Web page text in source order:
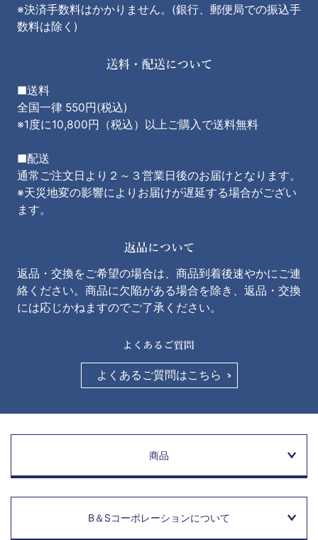
※決済手数料はかかりません。(銀行、郵便局での振込手
数料は除く)
■送料
全国一律 550円(税込)
※1度に10,800円（税込）以上ご購入で送料無料
■配送
通常ご注文日より２～３営業日後のお届けとなります。
※天災地変の影響によりお届けが遅延する場合がござい
ます。
返品・交換をご希望の場合は、商品到着後速やかにご連
絡ください。商品に欠陥がある場合を除き、返品・交換
には応じかねますのでご了承ください。
よくあるご質問はこちら
商品
B＆Sコーポレーションについて